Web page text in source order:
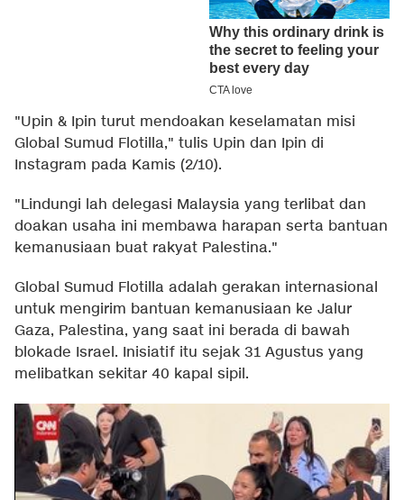
"Upin & Ipin turut mendoakan keselamatan misi
Global Sumud Flotilla," tulis Upin dan Ipin di
Instagram pada Kamis (2/10).
"Lindungi lah delegasi Malaysia yang terlibat dan
doakan usaha ini membawa harapan serta bantuan
kemanusiaan buat rakyat Palestina."
Global Sumud Flotilla adalah gerakan internasional
untuk mengirim bantuan kemanusiaan ke Jalur
Gaza, Palestina, yang saat ini berada di bawah
blokade Israel. Inisiatif itu sejak 31 Agustus yang
melibatkan sekitar 40 kapal sipil.